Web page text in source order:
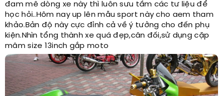
đam mê dòng xe này thì luôn sưu tầm các tư liệu để
học hỏi..Hôm nay up lên mẫu sport này cho aem tham
khảo.Bản độ này cực đỉnh cả về ý tưởng cho đến phụ
kiện.Nhìn tổng thành xe quá đẹp,cân đối,sử dụng cặp
mâm size 13inch gắp moto